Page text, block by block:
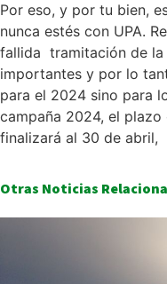
Por eso, y por tu bien,
nunca estés con UPA.
fallida tramitación de la
importantes y por lo
para el 2024 sino para
campaña 2024, el
finalizará al 30 de abril,
Otras Noticias